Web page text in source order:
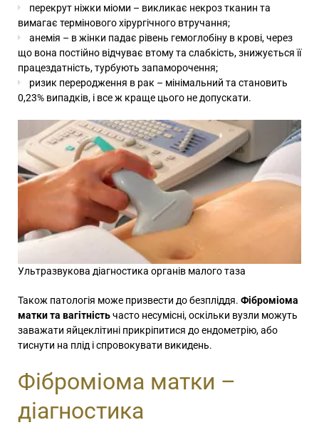
перекрут ніжки міоми – викликає некроз тканин та
вимагає термінового хірургічного втручання;
анемія – в жінки падає рівень гемоглобіну в крові, через
що вона постійно відчуває втому та слабкість, знижується її
працездатність, турбують запаморочення;
ризик переродження в рак – мінімальний та становить
0,23% випадків, і все ж краще цього не допускати.
Ультразвукова діагностика органів малого таза
Також патологія може призвести до безпліддя. Фіброміома
матки та вагітністьчасто несумісні, оскільки вузли можуть
заважати яйцеклітині прикріпитися до ендометрію, або
тиснути на плід і спровокувати викидень.
Фіброміома матки –
діагностика